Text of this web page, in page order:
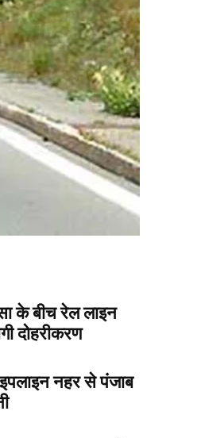
के बीच रेल लाइन
दोहरीकरण
नहर से पंजाब